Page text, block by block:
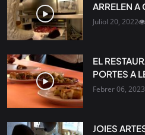
ARRELEN A
Juliol 20, 2022
EL
PORTES A
Febrer 06, 2023
JOIES